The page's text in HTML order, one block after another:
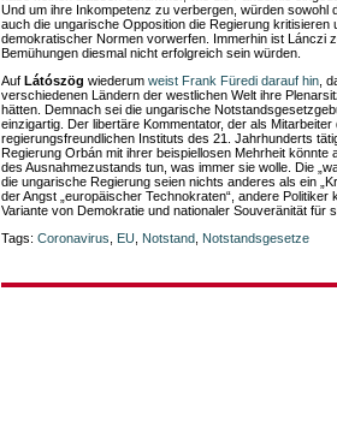
Und um ihre Inkompetenz zu verbergen, würden sowohl
auch die ungarische Opposition die Regierung kritisieren
demokratischer Normen vorwerfen. Immerhin ist Lánczi
Bemühungen diesmal nicht erfolgreich sein würden.
Auf Látószög wiederum weist Frank Füredi darauf hin ,
verschiedenen Ländern der westlichen Welt ihre
hätten. Demnach sei die ungarische
einzigartig. Der libertäre Kommentator, der als Mitarbeiter
regierungsfreundlichen Instituts des 21. Jahrhunderts
Regierung Orbán mit ihrer beispiellosen Mehrheit könnte
des Ausnahmezustands tun, was immer sie wolle. Die
die ungarische Regierung seien nichts anderes als ein
der Angst „europäischer Technokraten“, andere Politiker
Variante von Demokratie und nationaler Souveränität für
Tags: Coronavirus EU Notstand Notstandsgesetze